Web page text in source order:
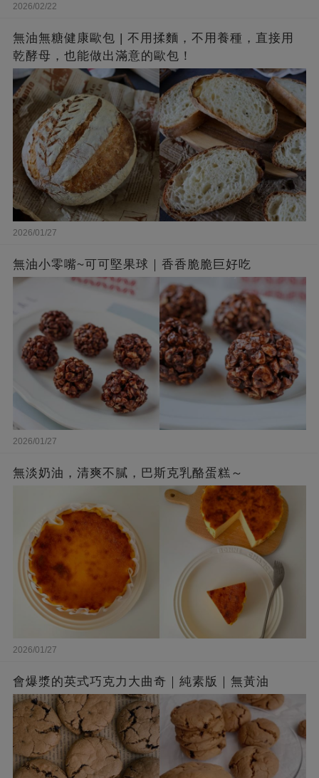
2026/02/22
無油無糖健康歐包 | 不用揉麵，不用養種，直接用
乾酵母，也能做出滿意的歐包！
2026/01/27
無油小零嘴~可可堅果球｜香香脆脆巨好吃
2026/01/27
無淡奶油，清爽不膩，巴斯克乳酪蛋糕～
2026/01/27
會爆漿的英式巧克力大曲奇｜純素版｜無黃油